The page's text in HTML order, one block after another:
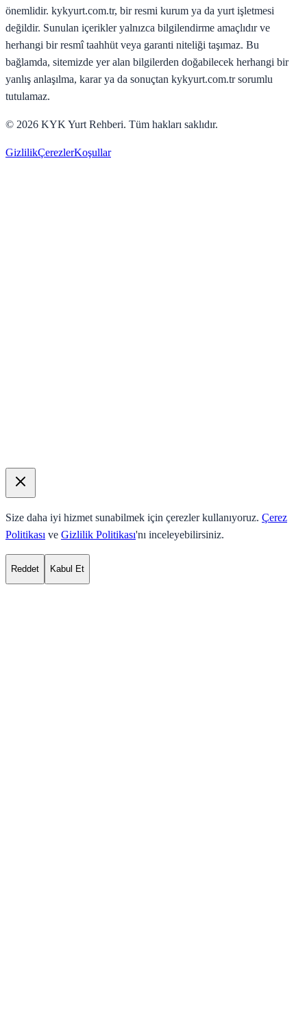
önemlidir. kykyurt.com.tr, bir resmi kurum ya da yurt işletmesi
değildir. Sunulan içerikler yalnızca bilgilendirme amaçlıdır ve
herhangi bir resmî taahhüt veya garanti niteliği taşımaz. Bu
bağlamda, sitemizde yer alan bilgilerden doğabilecek herhangi bir
yanlış anlaşılma, karar ya da sonuçtan kykyurt.com.tr sorumlu
tutulamaz.
© 2026 KYK Yurt Rehberi. Tüm hakları saklıdır.
GizlilikÇerezlerKoşullar
Size daha iyi hizmet sunabilmek için çerezler kullanıyoruz. Çerez
Politikası ve Gizlilik Politikası'nı inceleyebilirsiniz.
Reddet Kabul Et